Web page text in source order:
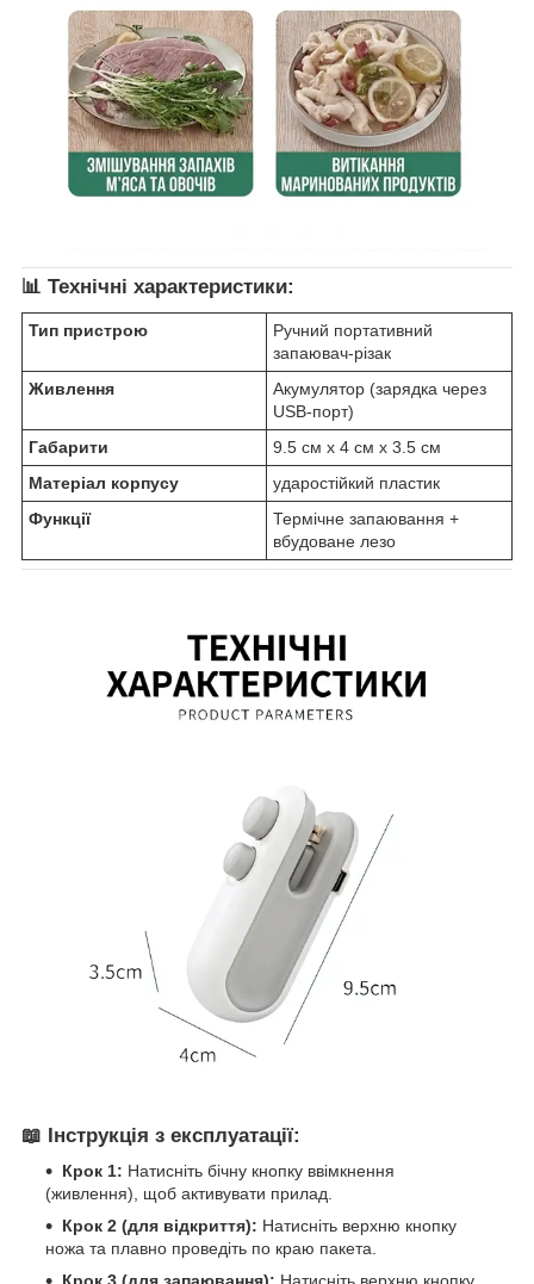
📊 Технічні характеристики:
Тип пристрою
Ручний портативний
запаювач-різак
Живлення
Акумулятор (зарядка через
USB-порт)
Габарити
9.5 см х 4 см х 3.5 см
Матеріал корпусу
ударостійкий пластик
Функції
Термічне запаювання +
вбудоване лезо
📖 Інструкція з експлуатації:
Крок 1: Натисніть бічну кнопку ввімкнення
(живлення), щоб активувати прилад.
Крок 2 (для відкриття): Натисніть верхню кнопку
ножа та плавно проведіть по краю пакета.